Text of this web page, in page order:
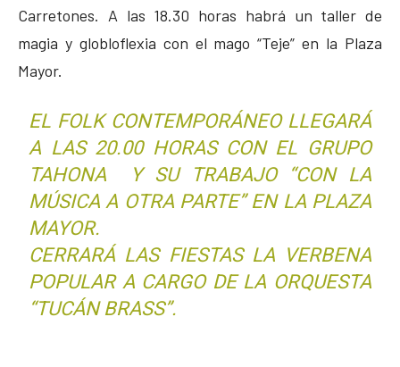
Carretones. A las 18.30 horas habrá un taller de
magia y globloflexia con el mago “Teje” en la Plaza
Mayor.
EL FOLK CONTEMPORÁNEO LLEGARÁ
A LAS 20.00 HORAS CON EL GRUPO
TAHONA Y SU TRABAJO “CON LA
MÚSICA A OTRA PARTE” EN LA PLAZA
MAYOR.
CERRARÁ LAS FIESTAS LA VERBENA
POPULAR A CARGO DE LA ORQUESTA
“TUCÁN BRASS”.